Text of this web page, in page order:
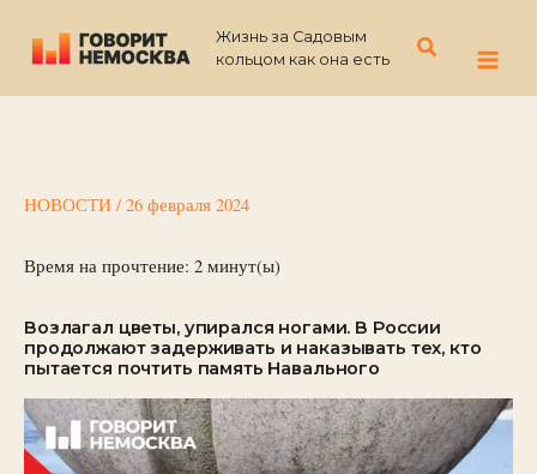
содержимому
Жизнь за Садовым
кольцом как она есть
Поиск
НОВОСТИ / 26 февраля 2024
Время на прочтение: 2 минут(ы)
Возлагал цветы, упирался ногами. В России
продолжают задерживать и наказывать тех, кто
пытается почтить память Навального